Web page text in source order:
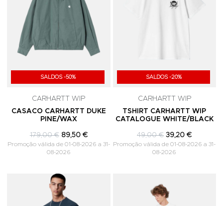
SALDOS -50%
CARHARTT WIP
CASACO CARHARTT DUKE
PINE/WAX
179,00 € 89,50 €
Promoção válida de 01-08-2026 a 31-
08-2026
SALDOS -20%
CARHARTT WIP
TSHIRT CARHARTT WIP
CATALOGUE WHITE/BLACK
49,00 € 39,20 €
Promoção válida de 01-08-2026 a 31-
08-2026